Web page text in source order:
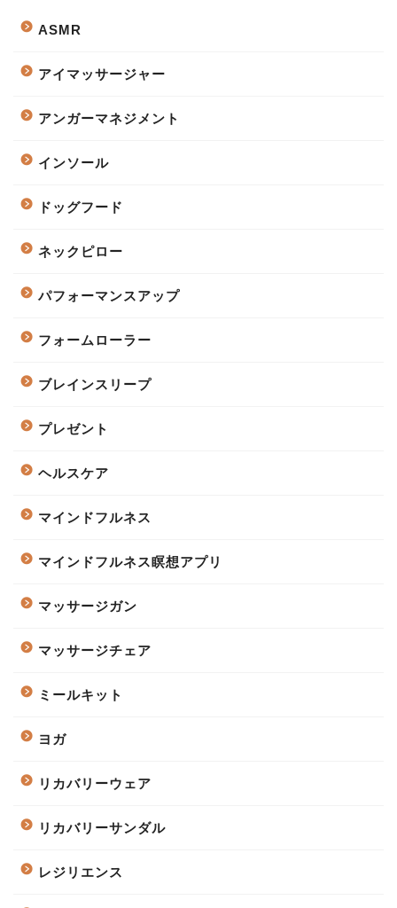
ASMR
アイマッサージャー
アンガーマネジメント
インソール
ドッグフード
ネックピロー
パフォーマンスアップ
フォームローラー
ブレインスリープ
プレゼント
ヘルスケア
マインドフルネス
マインドフルネス瞑想アプリ
マッサージガン
マッサージチェア
ミールキット
ヨガ
リカバリーウェア
リカバリーサンダル
レジリエンス